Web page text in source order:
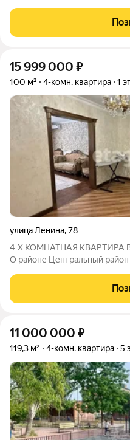
,рестораны,супермаркеты.
- после покупки можно сразу
15 999 000 ₽
100 м² 4-комн. квартира 1
улица Ленина,78
4-Х КОМНАТНАЯ
О районе Центральный
автобусные остановки,
в центре, с детской площадкой
11 000 000 ₽
119,3 м² 4-комн. квартира 5